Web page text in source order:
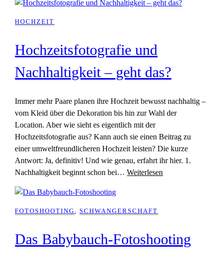
HOCHZEIT
Hochzeitsfotografie und
Nachhaltigkeit – geht das?
Immer mehr Paare planen ihre Hochzeit bewusst nachhaltig –
vom Kleid über die Dekoration bis hin zur Wahl der
Location. Aber wie sieht es eigentlich mit der
Hochzeitsfotografie aus? Kann auch sie einen Beitrag zu
einer umweltfreundlicheren Hochzeit leisten? Die kurze
Antwort: Ja, definitiv! Und wie genau, erfahrt ihr hier. 1.
Nachhaltigkeit beginnt schon bei…Weiterlesen
FOTOSHOOTING, SCHWANGERSCHAFT
Das Babybauch-Fotoshooting